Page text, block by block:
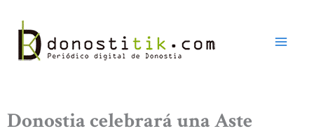
contenido
Donostia celebrará una Aste